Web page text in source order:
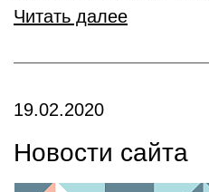
Читать далее
19.02.2020
Новости сайта